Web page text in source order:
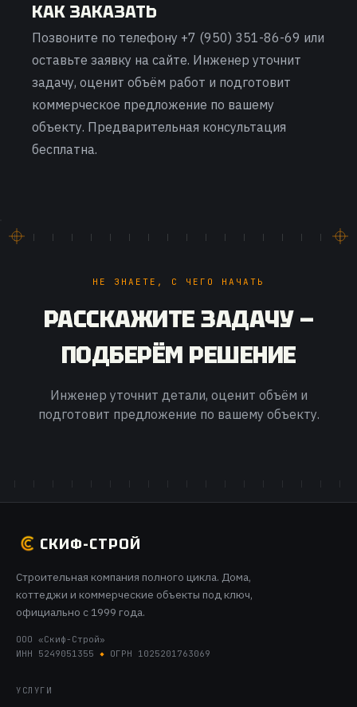
КАК ЗАКАЗАТЬ
Позвоните по телефону +7 (950) 351-86-69 или
оставьте заявку на сайте. Инженер уточнит
задачу, оценит объём работ и подготовит
коммерческое предложение по вашему
объекту. Предварительная консультация
бесплатна.
НЕ ЗНАЕТЕ, С ЧЕГО НАЧАТЬ
РАССКАЖИТЕ ЗАДАЧУ —
ПОДБЕРЁМ РЕШЕНИЕ
Инженер уточнит детали, оценит объём и
подготовит предложение по вашему объекту.
СКИФ-СТРОЙ
Строительная компания полного цикла. Дома,
коттеджи и коммерческие объекты под ключ,
официально с 1999 года.
ООО «Скиф-Строй»
ИНН 5249051355
ОГРН 1025201763069
УСЛУГИ